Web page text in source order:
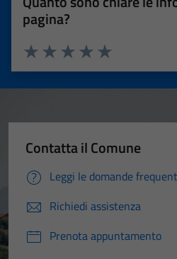
pagina?
Valuta 5 stelle
Valuta 4 stelle su 5
Valuta 3 stelle su 5
Valuta 2 stelle su 5
Valuta 1 stelle su 5
Contatta il Comune
Leggi le domande
Richiedi assistenza
Prenota appuntamento